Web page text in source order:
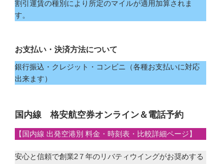
割引運賃の種別により所定のマイルが適用加算されま
す。
お支払い・決済方法について
銀行振込・クレジット・コンビニ（各種お支払いに対応
出来ます）
国内線 格安航空券オンライン＆電話予約
【国内線 出発空港別 料金・時刻表・比較詳細ページ】
安心と信頼で創業2７年のリバティウイングがお奨めする